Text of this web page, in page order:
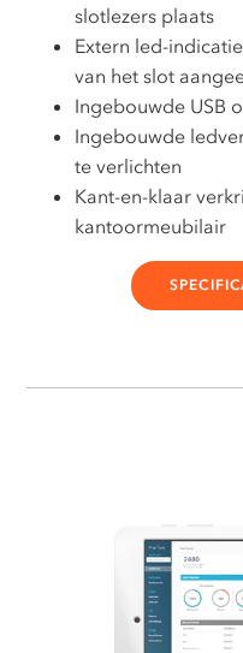
slotlezers plaats
Extern led-
van het slot
Ingebouwde USB
Ingebouwde
te verlichten
Kant-en-klaar
kantoormeubilair